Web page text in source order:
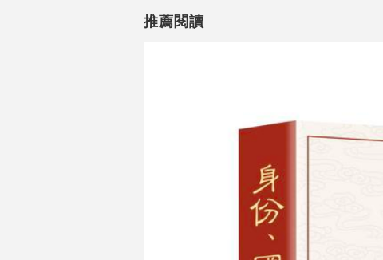
推薦閱讀